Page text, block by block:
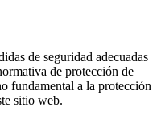
de seguridad adecuadas
de protección de
fundamental a la protección
sitio web.